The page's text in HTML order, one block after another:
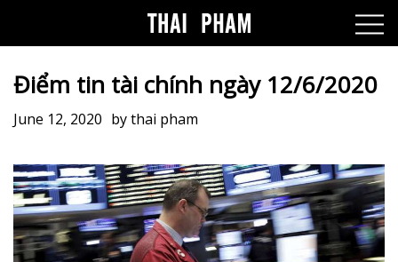
Điểm tin tài chính ngày 12/6/2020
June 12, 2020 bythai pham